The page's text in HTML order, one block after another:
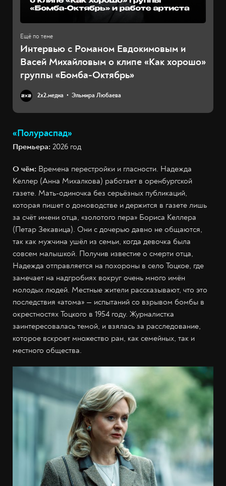
Интервью с Романом Евдокимовым и
Васей Михайловым о клипе «Как хорошо»
группы «Бомба-Октябрь»
2х2.медиа Эльмира Любаева
«Полураспад»
Премьера: 2026 год
О чём: Времена перестройки и гласности. Надежда
Келлер (Анна Михалкова) работает в оренбургской
газете. Мать-одиночка без серьёзных публикаций,
которая пишет о домоводстве и держится в газете лишь
за счёт имени отца, «золотого пера» Бориса Келлера
(Петар Зекавица). Они с дочерью давно не общаются,
так как мужчина ушёл из семьи, когда девочка была
совсем малышкой. Получив известие о смерти отца,
Надежда отправляется на похороны в село Тоцкое, где
замечает на надгробиях вокруг очень много имён
молодых людей. Местные жители рассказывают, что это
последствия «атома» — испытаний со взрывом бомбы в
окрестностях Тоцкого в 1954 году. Журналистка
заинтересовалась темой, и взялась за расследование,
которое вскроет множество ран, как семейных, так и
местного общества.